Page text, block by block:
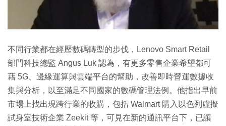
不同行業都在經歷數碼轉型的步伐，Lenovo Smart Retail
部門科技總監 Angus Luk 認為，有更多零售企業希望都可
藉 5G、邊緣運算與雲端平台的幫助，改善即時營運數據收
集與分析，以至滿足不同國家的數碼管理法例。他指出早前
市場上找出現跨行業的收購，包括 Walmart 購入以色列虛擬
試身室技術企業 Zeekit 等，可見在新的通訊平台下，已讓